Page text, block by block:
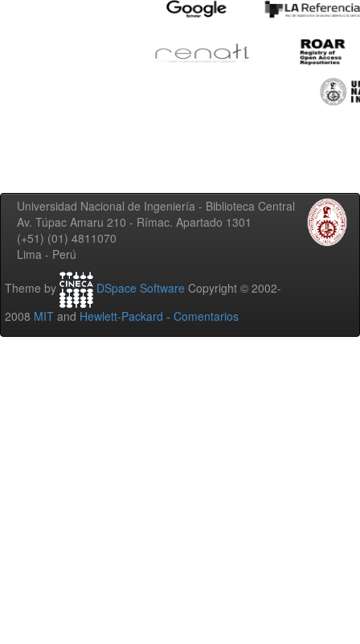
Universidad Nacional de Ingeniería - Biblioteca Central
Av. Túpac Amaru 210 - Rímac. Apartado 1301
(+51) (01) 4811070
Lima - Perú
Theme by DSpace Software Copyright © 2002-
2008 MIT and Hewlett-Packard - Comentarios